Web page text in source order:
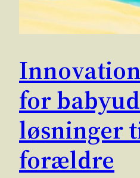
for
løsninger
forældre